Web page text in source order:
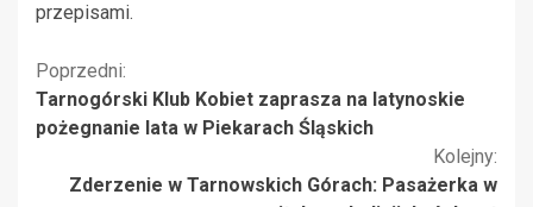
przepisami.
Kontynuuj
czytanie
Poprzedni:
Tarnogórski Klub Kobiet zaprasza na latynoskie
pożegnanie lata w Piekarach Śląskich
Kolejny:
Zderzenie w Tarnowskich Górach: Pasażerka w